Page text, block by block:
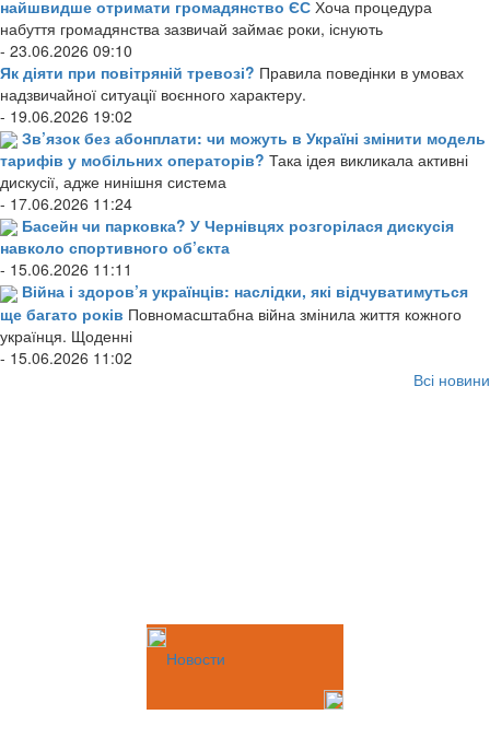
найшвидше отримати громадянство ЄС Хоча процедура
набуття громадянства зазвичай займає роки, існують
- 23.06.2026 09:10
Як діяти при повітряній тревозі? Правила поведінки в умовах
надзвичайної ситуації воєнного характеру.
- 19.06.2026 19:02
Зв’язок без абонплати: чи можуть в Україні змінити модель
тарифів у мобільних операторів? Така ідея викликала активні
дискусії, адже нинішня система
- 17.06.2026 11:24
Басейн чи парковка? У Чернівцях розгорілася дискусія
навколо спортивного об’єкта
- 15.06.2026 11:11
Війна і здоров’я українців: наслідки, які відчуватимуться
ще багато років Повномасштабна війна змінила життя кожного
українця. Щоденні
- 15.06.2026 11:02
Всі новини
Новости